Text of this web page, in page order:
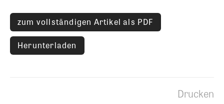
zum vollständigen Artikel als PDF
Herunterladen
Drucken